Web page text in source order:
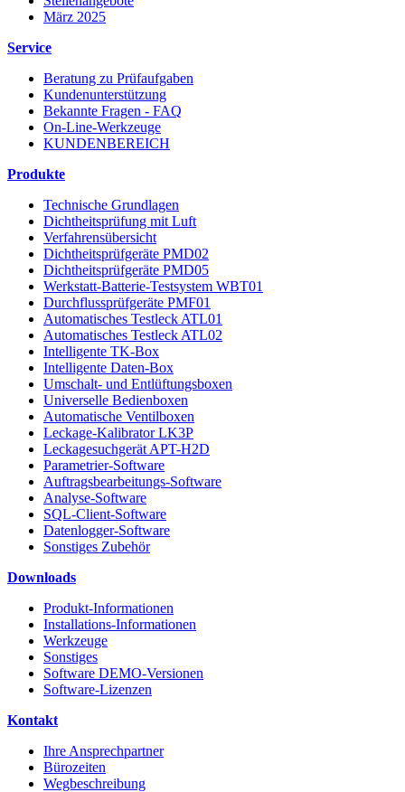
März 2025
Service
Beratung zu Prüfaufgaben
Kundenunterstützung
Bekannte Fragen - FAQ
On-Line-Werkzeuge
KUNDENBEREICH
Produkte
Technische Grundlagen
Dichtheitsprüfung mit Luft
Verfahrensübersicht
Dichtheitsprüfgeräte PMD02
Dichtheitsprüfgeräte PMD05
Werkstatt-Batterie-Testsystem WBT01
Durchflussprüfgeräte PMF01
Automatisches Testleck ATL01
Automatisches Testleck ATL02
Intelligente TK-Box
Intelligente Daten-Box
Umschalt- und Entlüftungsboxen
Universelle Bedienboxen
Automatische Ventilboxen
Leckage-Kalibrator LK3P
Leckagesuchgerät APT-H2D
Parametrier-Software
Auftragsbearbeitungs-Software
Analyse-Software
SQL-Client-Software
Datenlogger-Software
Sonstiges Zubehör
Downloads
Produkt-Informationen
Installations-Informationen
Werkzeuge
Sonstiges
Software DEMO-Versionen
Software-Lizenzen
Kontakt
Ihre Ansprechpartner
Bürozeiten
Wegbeschreibung